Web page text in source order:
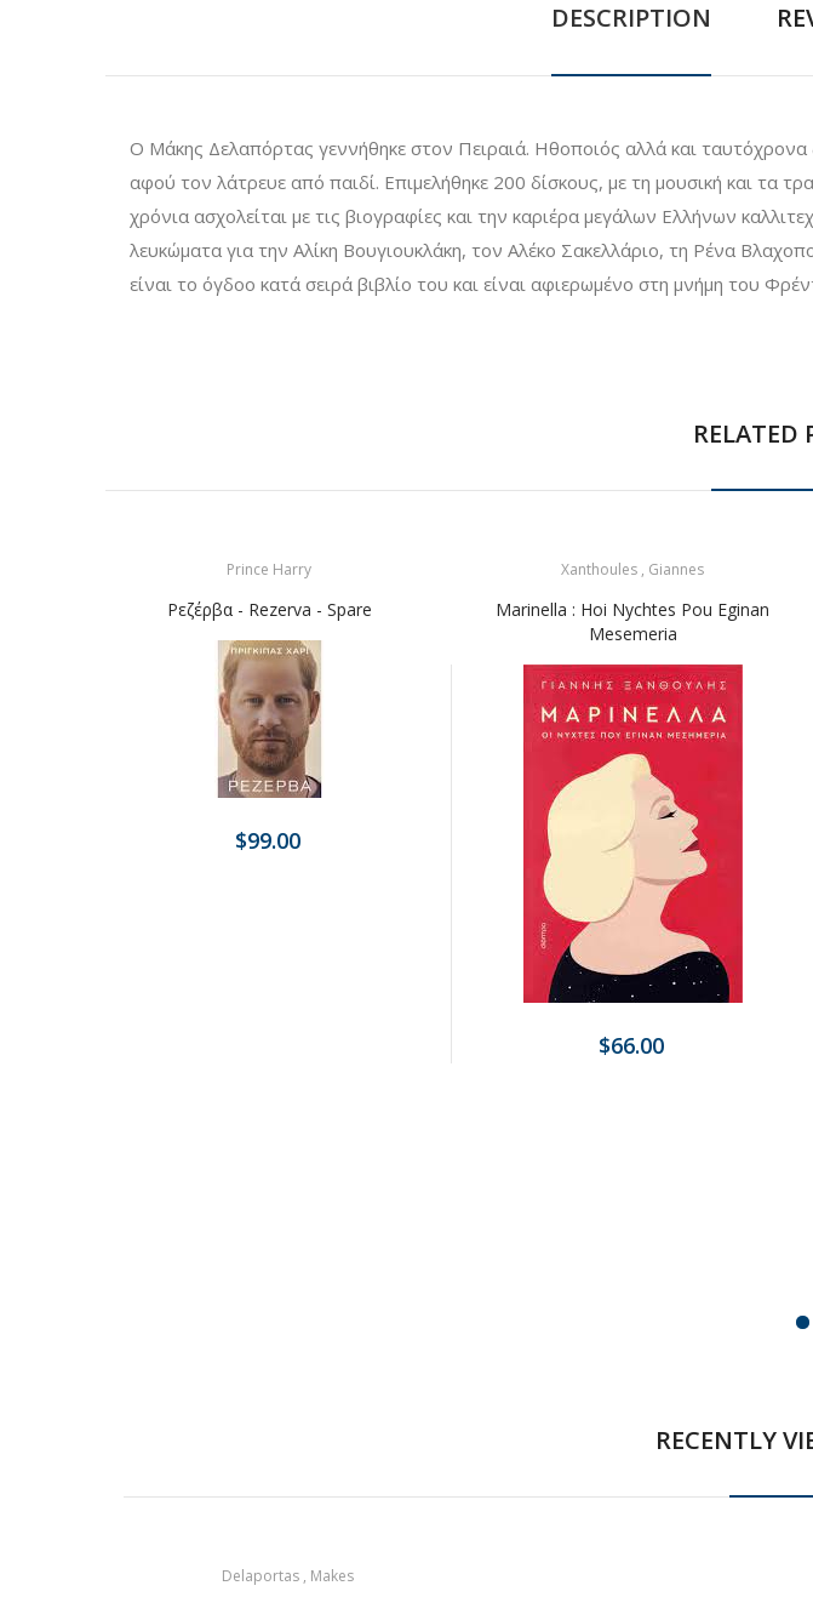
DESCRIPTION
Ο Μάκης Δελαπόρτας γεννήθηκε στον Πειραιά. Ηθοποιός αλλά και
αφού τον λάτρευε από παιδί. Επιμελήθηκε 200 δίσκους, με τη μουσική και τα
χρόνια ασχολείται με τις βιογραφίες και την καριέρα μεγάλων Ελλήνων
λευκώματα για την Αλίκη Βουγιουκλάκη, τον Αλέκο Σακελλάριο, τη Ρένα
είναι το όγδοο κατά σειρά βιβλίο του και είναι αφιερωμένο στη μνήμη του
RELATED
Prince Harry
Ρεζέρβα - Rezerva - Spare
$99.00
Xanthoules , Giannes
Marinella : Hoi Nychtes Pou Eginan
Mesemeria
$66.00
RECENTLY
Delaportas , Makes